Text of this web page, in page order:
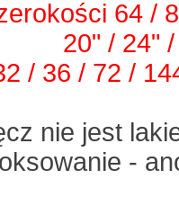
64 /
20" / 24"
/ 36 / 72 /
nie jest
-